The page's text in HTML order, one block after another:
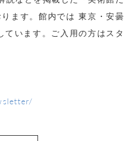
ます。館内では 東京・安曇
います。ご入用の方はスタ